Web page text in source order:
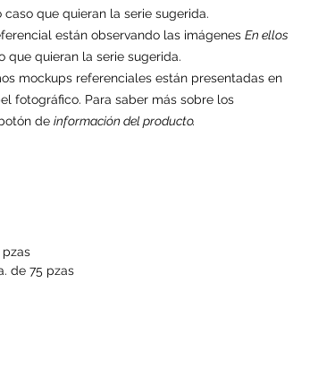
caso que quieran la serie sugerida.
están observando las imágenes En ellos
que quieran la serie sugerida.
mockups referenciales están presentadas en
fotográfico. Para saber más sobre los
de información del producto.
pzas
de 75 pzas